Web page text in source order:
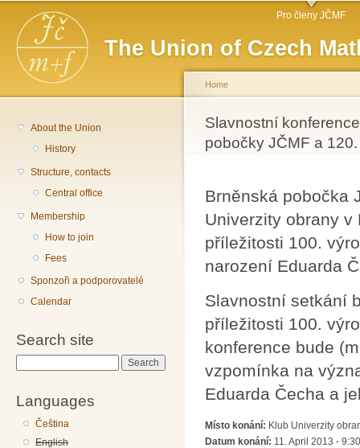
The Union of Czech
Main menu Pro členy JČMF
About the Union
History
Structure, contacts
Central office
Membership
How to join
Fees
Sponzoři a podporovatelé
Calendar
Search site
Languages
Čeština
English
You are here
Home
Slavnostní
pobočky JČMF a
Brněnská pobočka
Univerzity obrany
příležitosti 100.
narození Eduarda
Slavnostní setkání
příležitosti 100.
konference bude
vzpomínka na
Eduarda Čecha a
Místo konání: Klub Univerzity
Datum konání: 11. April 2013 - 9:30